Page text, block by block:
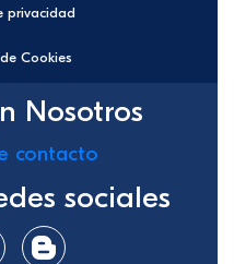
privacidad
Cookies
Nosotros
contacto
sociales